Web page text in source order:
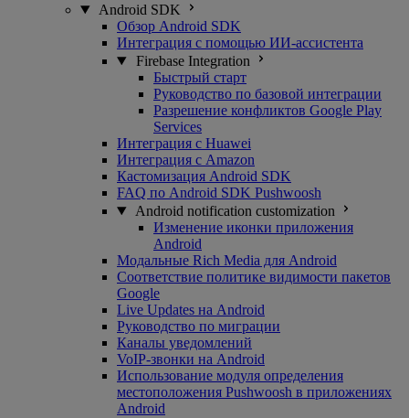
Android SDK
Обзор Android SDK
Интеграция с помощью ИИ-ассистента
Firebase Integration
Быстрый старт
Руководство по базовой интеграции
Разрешение конфликтов Google Play
Services
Интеграция с Huawei
Интеграция с Amazon
Кастомизация Android SDK
FAQ по Android SDK Pushwoosh
Android notification customization
Изменение иконки приложения
Android
Модальные Rich Media для Android
Соответствие политике видимости пакетов
Google
Live Updates на Android
Руководство по миграции
Каналы уведомлений
VoIP-звонки на Android
Использование модуля определения
местоположения Pushwoosh в приложениях
Android